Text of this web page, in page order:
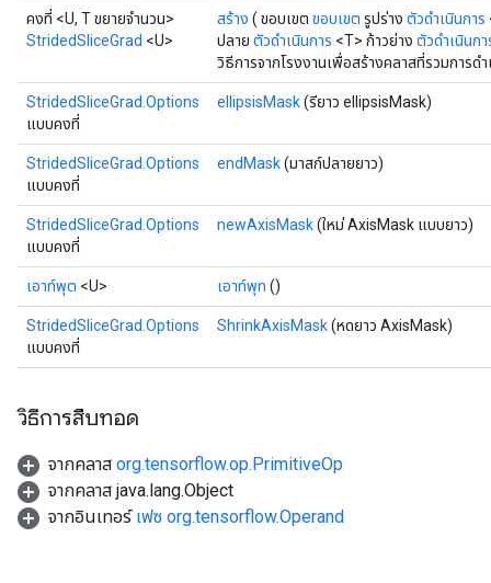
คงที่ <U, T ขยายจำนวน>
StridedSliceGrad <U>
สร้าง ( ขอบเขต ขอบเขต รูปร่าง ตัวดำเนินการ
ปลาย ตัวดำเนินการ <T> ก้าวย่าง ตัวดำเนินกา
วิธีการจากโรงงานเพื่อสร้างคลาสที่รวมการด
StridedSliceGrad.Options
แบบคงที่
ellipsisMask(รียาว ellipsisMask)
StridedSliceGrad.Options
แบบคงที่
endMask(มาสก์ปลายยาว)
StridedSliceGrad.Options
แบบคงที่
newAxisMask(ใหม่ AxisMask แบบยาว)
เอาท์พุต <U> เอาท์พุท ()
StridedSliceGrad.Options
แบบคงที่
ShrinkAxisMask(หดยาว AxisMask)
วิธีการสืบทอด
จากคลาส org.tensorflow.op.PrimitiveOp
จากคลาส java.lang.Object
จากอินเทอร์ เฟซ org.tensorflow.Operand